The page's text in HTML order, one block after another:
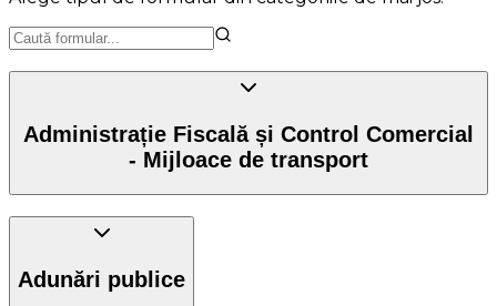
Administrație Fiscală și Control Comercial
- Mijloace de transport
Adunări publice